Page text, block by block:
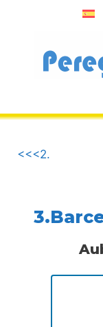
.
<<<2.